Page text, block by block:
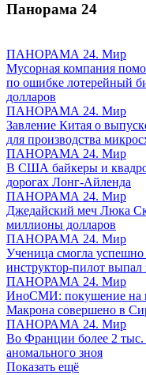
Панорама 24
ПАНОРАМА 24. Мир
Мусорная компания
по ошибке лотерейный
долларов
ПАНОРАМА 24. Мир
Завление Китая о
для производства
ПАНОРАМА 24. Мир
В США байкеры и
дорогах Лонг-Айленда
ПАНОРАМА 24. Мир
Джедайский меч Люка
миллионы долларов
ПАНОРАМА 24. Мир
Ученица смогла успешно
инструктор-пилот выпал
ПАНОРАМА 24. Мир
ИноСМИ: покушение на
Макрона совершено в
ПАНОРАМА 24. Мир
Во Франции более 2 тыс.
аномального зноя
Показать ещё